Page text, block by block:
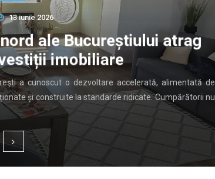
13 iunie 2026
ale Bucureștiului atrag
imobiliare
a cunoscut o dezvoltare accelerată, alimentată de
și construite la standarde ridicate. Cumpărătorii nu